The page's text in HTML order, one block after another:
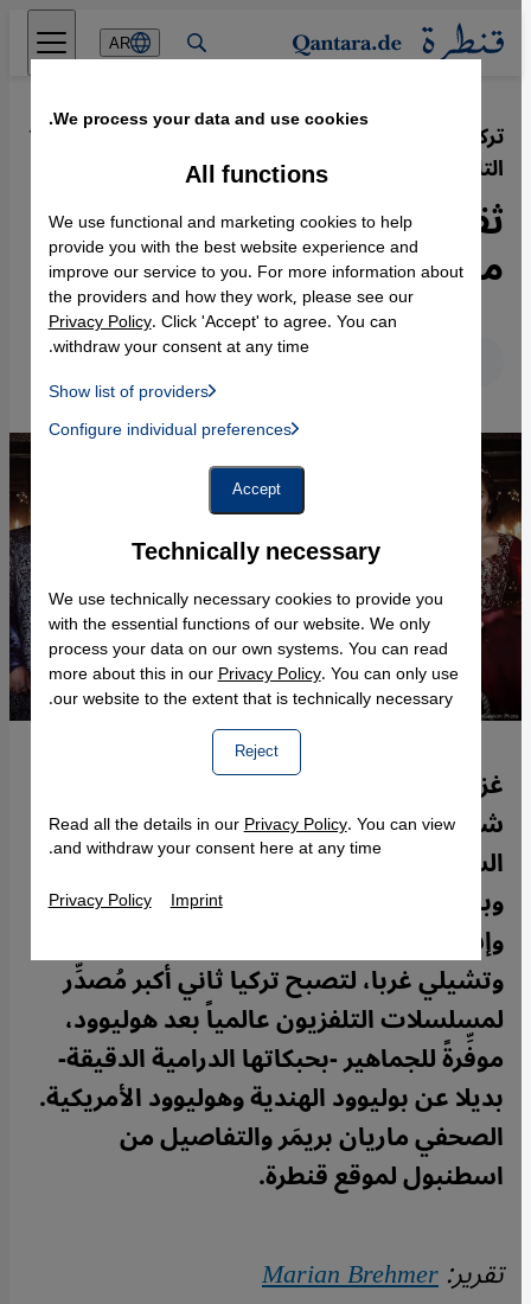
Direkt zum Inhalt springen
AR
تركيا ثاني أكبر مصدر لمسلسلات
التلفزيون عالميا
·
11.08.2020
ثقافة شعبية إسلامية -
مسلسلات تركية تجتاح العالم
English عربي
غزت المسلسلات التركية العالم بثقافة
شعبية إسلامية، متباهيةً بحضور متزايد على
الشاشات العالمية: من كوريا والصين وروسيا
وباكستان شرقا إلى المنطقة العربية
وإسرائيل وحتى الأرجنتين والمكسيك
وتشيلي غربا، لتصبح تركيا ثاني أكبر مُصدِّر
لمسلسلات التلفزيون عالمياً بعد هوليوود،
موفِّرةً للجماهير -بحبكاتها الدرامية الدقيقة-
بديلا عن بوليوود الهندية وهوليوود الأمريكية.
الصحفي ماريان بريمَر والتفاصيل من
اسطنبول لموقع قنطرة.
تقرير:Marian Brehmer
We process your data and use cookies.
Technically necessary
We use technically necessary cookies to provide you
with the essential functions of our website. We only
process your data on our own systems. You can read
more about this in ourPrivacy Policy. You can only use
our website to the extent that is technically necessary.
Reject
All functions
We use functional and marketing cookies to help
provide you with the best website experience and
improve our service to you. For more information about
the providers and how they work, please see our
Privacy Policy. Click 'Accept' to agree. You can
withdraw your consent at any time.
Show list of providers
Instagram Embed, Twitter Embed, Youtube Embed
Facebook Embed / Facebook Connect
Google Maps Embed
Configure individual preferences
Accept
Read all the details in ourPrivacy Policy. You can view
and withdraw your consent here at any time.
Privacy Policy Imprint